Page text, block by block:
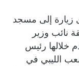
زيارة إلى مسجد
نائب وزير
خلالها رئيس
الليبي في